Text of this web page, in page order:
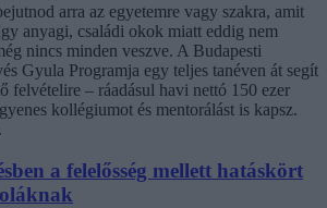
arra az egyetemre vagy szakra, amit
anyagi, családi okok miatt eddig nem
nincs minden veszve. A Budapesti
Gyula Programja egy teljes tanéven át segít
felvételire – ráadásul havi nettó 150 ezer
kollégiumot és mentorálást is kapsz.
a felelősség mellett hatáskört